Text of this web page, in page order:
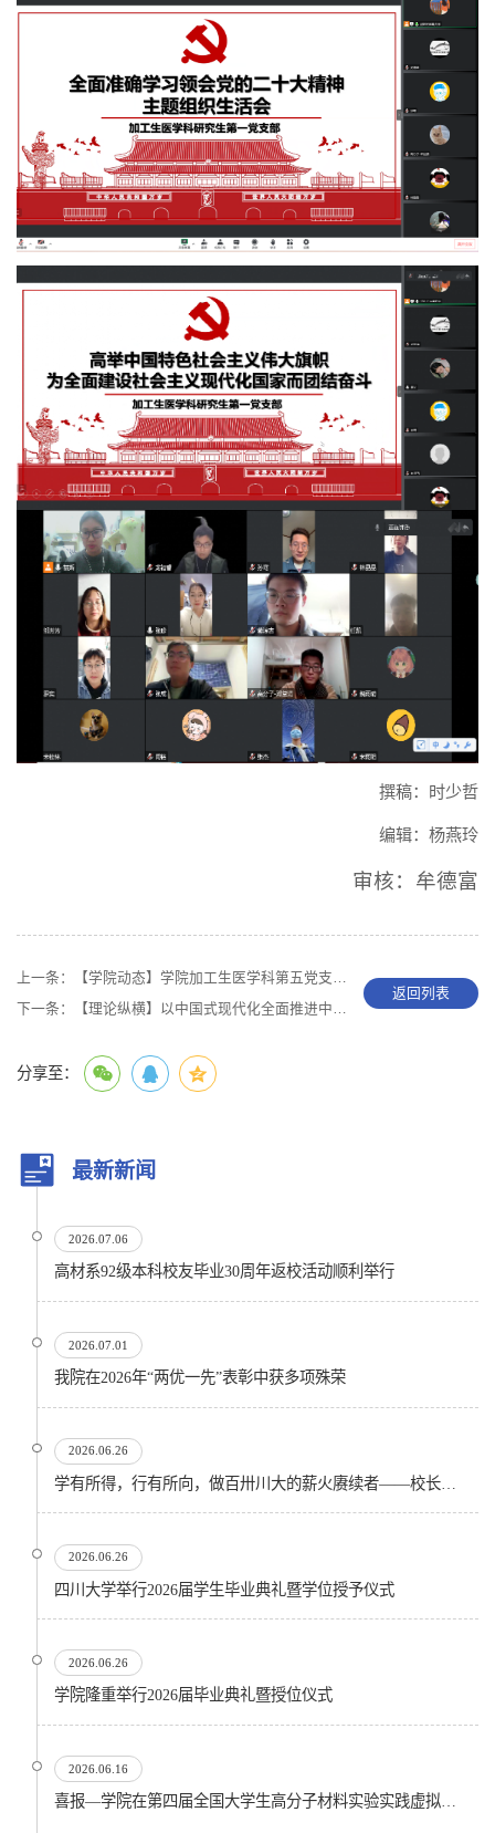
撰稿：时少哲
编辑：杨燕玲
审核：牟德富
上一条：
【学院动态】学院加工生医学科第五党支部开展党的二十大精神学习主题党课活动
下一条：
【理论纵横】以中国式现代化全面推进中华民族伟大复兴
返回列表
分享至：
最新新闻
2026.07.06
高材系92级本科校友毕业30周年返校活动顺利举行
2026.07.01
我院在2026年“两优一先”表彰中获多项殊荣
2026.06.26
2026.06.26
四川大学举行2026届学生毕业典礼暨学位授予仪式
2026.06.26
​学院隆重举行2026届毕业典礼暨授位仪式
2026.06.16